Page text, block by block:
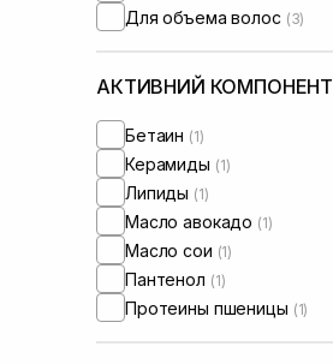
Для объема волос (3)
АКТИВНИЙ КОМПОНЕНТ
Бетаин (1)
Керамиды (1)
Липиды (1)
Масло авокадо (1)
Масло сои (1)
Пантенол (1)
Протеины пшеницы (1)